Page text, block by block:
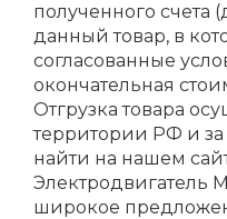
полученного счета
данный товар, в
согласованные
окончательная
Отгрузка товара
территории РФ и
найти на нашем
Электродвигатель
широкое